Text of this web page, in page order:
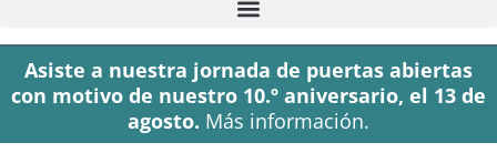
Asiste a nuestra jornada de puertas abiertas
con motivo de nuestro 10.º aniversario, el 13 de
agosto. Más información.